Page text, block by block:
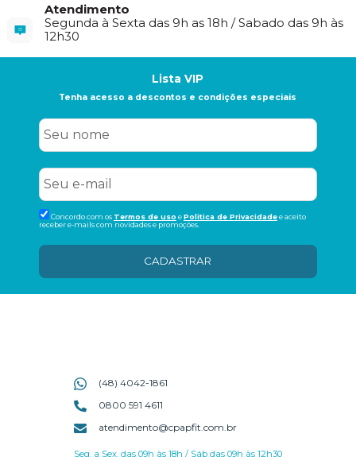
Atendimento
Segunda à Sexta das 9h as 18h / Sabado das 9h às
12h30
Lista VIP
Tenha acesso a descontos e condições especiais
Concordo com os Termos de uso ePolitica de Privacidadee aceito
receber e-mails com novidades e promoções.
CADASTRAR
(48) 4042-1861
0800 591 4611
atendimento@cpapfit.com.br
Seg. a Sex. das 09h às 18h / Sáb das 09h às 12h30